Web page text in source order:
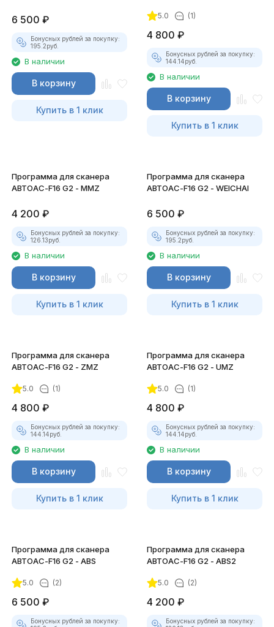
6 500 ₽
Бонусных рублей за покупку:
195.2руб.
В наличии
В корзину
Купить в 1 клик
5.0 (1)
4 800 ₽
Бонусных рублей за покупку:
144.14руб.
В наличии
В корзину
Купить в 1 клик
Программа для сканера
АВТОАС-F16 G2 - MMZ
4 200 ₽
Бонусных рублей за покупку:
126.13руб.
В наличии
В корзину
Купить в 1 клик
Программа для сканера
АВТОАС-F16 G2 - WEICHAI
6 500 ₽
Бонусных рублей за покупку:
195.2руб.
В наличии
В корзину
Купить в 1 клик
Программа для сканера
АВТОАС-F16 G2 - ZMZ
5.0 (1)
4 800 ₽
Бонусных рублей за покупку:
144.14руб.
В наличии
В корзину
Купить в 1 клик
Программа для сканера
АВТОАС-F16 G2 - UMZ
5.0 (1)
4 800 ₽
Бонусных рублей за покупку:
144.14руб.
В наличии
В корзину
Купить в 1 клик
Программа для сканера
АВТОАС-F16 G2 - ABS
5.0 (2)
6 500 ₽
Бонусных рублей за покупку:
Программа для сканера
АВТОАС-F16 G2 - ABS2
5.0 (2)
4 200 ₽
Бонусных рублей за покупку: